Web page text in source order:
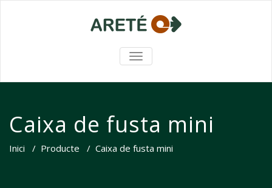
TOGGLE NAVIGATION
Caixa de fusta mini
Inici / Producte / Caixa de fusta mini